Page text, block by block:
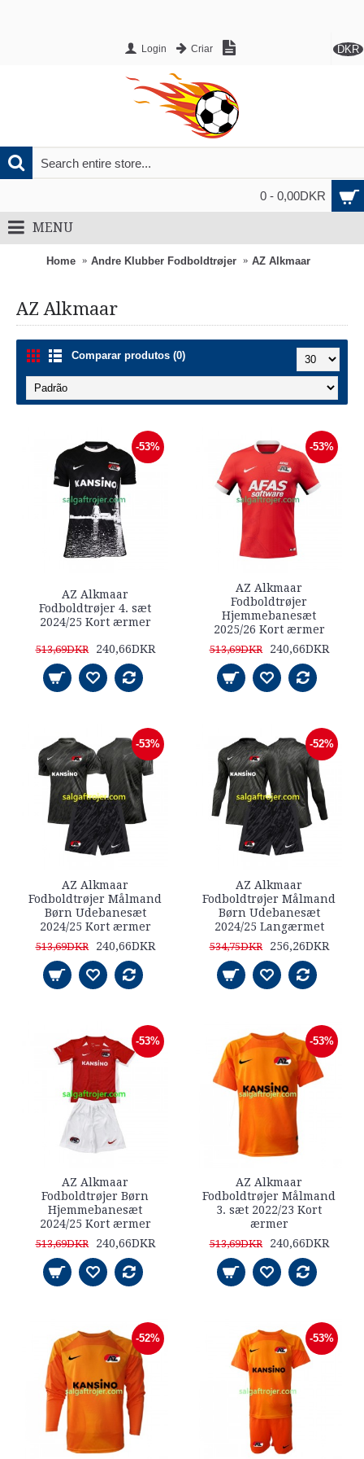
DKR
Login Criar
0 - 0,00DKR
MENU
Home Andre Klubber Fodboldtrøjer AZ Alkmaar
AZ Alkmaar
Comparar produtos (0)
-53%
AZ Alkmaar
Fodboldtrøjer 4. sæt
2024/25 Kort ærmer
513,69DKR 240,66DKR
-53%
AZ Alkmaar
Fodboldtrøjer
Hjemmebanesæt
2025/26 Kort ærmer
513,69DKR 240,66DKR
-53%
AZ Alkmaar
Fodboldtrøjer Målmand
Børn Udebanesæt
2024/25 Kort ærmer
513,69DKR 240,66DKR
-52%
AZ Alkmaar
Fodboldtrøjer Målmand
Børn Udebanesæt
2024/25 Langærmet
534,75DKR 256,26DKR
-53%
AZ Alkmaar
Fodboldtrøjer Børn
Hjemmebanesæt
2024/25 Kort ærmer
513,69DKR 240,66DKR
-53%
AZ Alkmaar
Fodboldtrøjer Målmand
3. sæt 2022/23 Kort
ærmer
513,69DKR 240,66DKR
-52% -53%